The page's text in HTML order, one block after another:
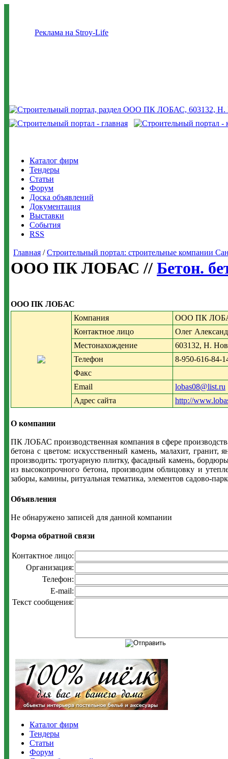
Реклама на Stroy-Life
Каталог фирм
Тендеры
Статьи
Форум
Доска объявлений
Документация
Выставки
События
RSS
Главная /Строительный портал: строительные компании
ООО ПК ЛОБАС // Бетон.
ООО ПК ЛОБАС
Компания
ООО ПК
Контактное лицо
Олег
Местонахождение
603132, Н.
Телефон
8-950-616-84-
Факс
Email
lobas08@list.ru
Адрес сайта
http://
О компании
ПК ЛОБАС производственная компания в сфере
бетона с цветом: искусственный камень, малахит,
производить: тротуарную плитку, фасадный камень,
из высокопрочного бетона, производим облицовку и
заборы, камины, ритуальная тематика, элементов садово-
Объявления
Не обнаружено записей для данной компании
Форма обратной связи
Контактное лицо:
Организация:
Телефон:
E-mail:
Текст сообщения:
Каталог фирм
Тендеры
Статьи
Форум